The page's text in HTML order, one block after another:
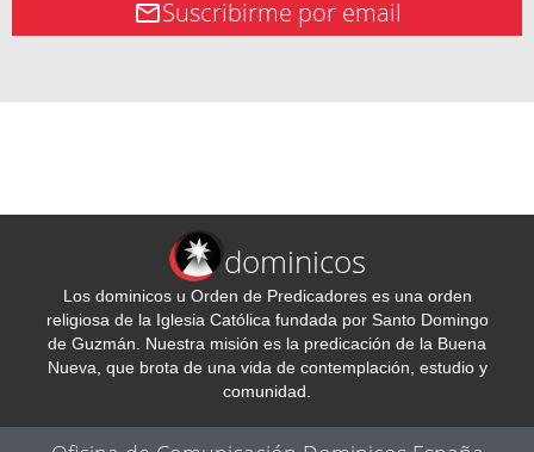
Suscribirme por email
dominicos
Los dominicos u Orden de Predicadores es una orden
religiosa de la Iglesia Católica fundada por Santo Domingo
de Guzmán. Nuestra misión es la predicación de la Buena
Nueva, que brota de una vida de contemplación, estudio y
comunidad.